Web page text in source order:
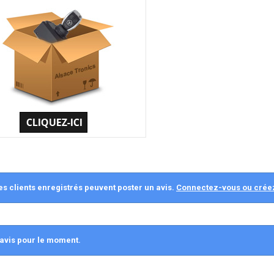
clients enregistrés peuvent poster un avis. Connectez-vous ou
pour le moment.